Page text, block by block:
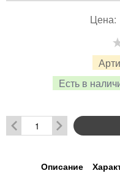
Есть в
Цена:
Описание